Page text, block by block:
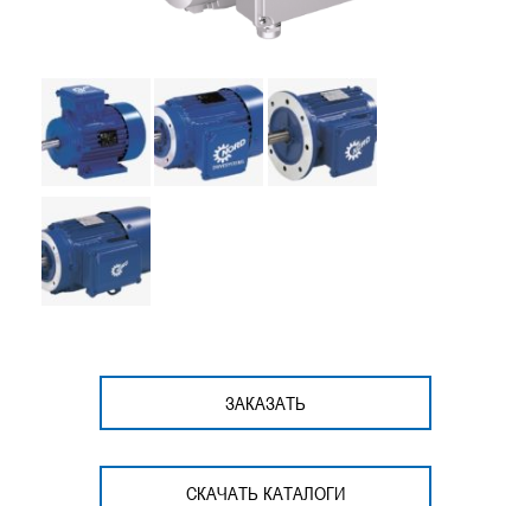
ЗАКАЗАТЬ
СКАЧАТЬ КАТАЛОГИ